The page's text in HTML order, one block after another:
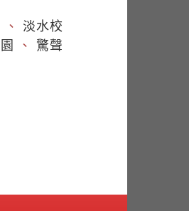
、 淡水校
園 、 驚聲